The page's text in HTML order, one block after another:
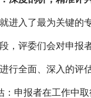
进入了最为关键的
，评委们会对申报
行全面、深入的评估
：申报者在工作中